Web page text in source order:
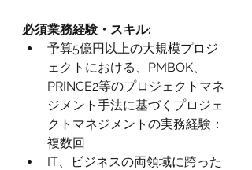
必須業務経験・スキル:
予算5億円以上の大規模プロジ
ェクトにおける、PMBOK、
PRINCE2等のプロジェクトマネ
ジメント手法に基づくプロジェ
クトマネジメントの実務経験：
複数回
IT、ビジネスの両領域に跨った